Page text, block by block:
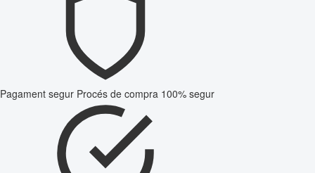
Pagament segur Procés de compra 100% segur